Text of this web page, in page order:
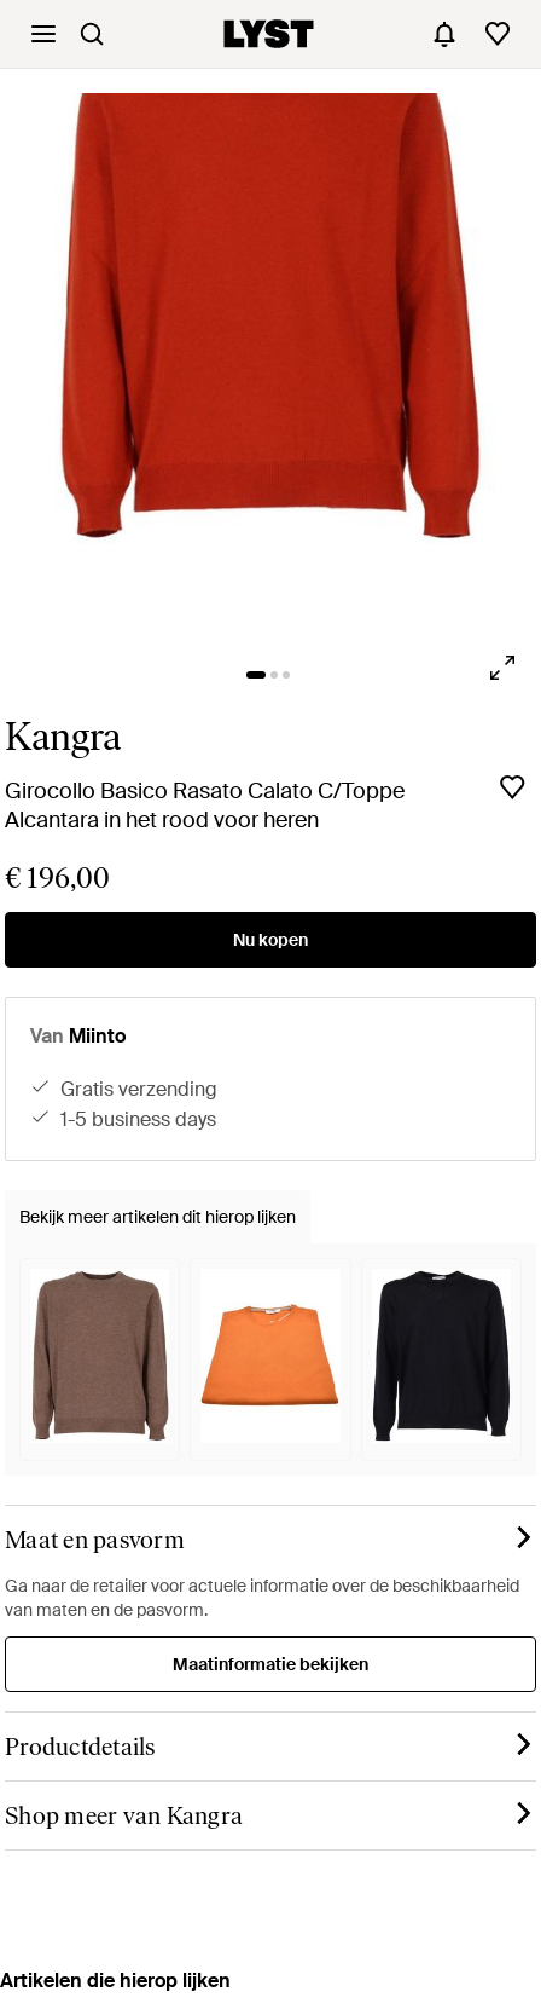
Kangra
Girocollo Basico Rasato Calato C/Toppe
Alcantara in het rood voor heren
€ 196,00
Nu kopen
Van Miinto
gratis verzending
1-5 business days
Bekijk meer artikelen dit hierop lijken
Maat en pasvorm
Ga naar de retailer voor actuele informatie over de beschikbaarheid
van maten en de pasvorm.
Maatinformatie bekijken
Productdetails
Shop meer van Kangra
Artikelen die hierop lijken